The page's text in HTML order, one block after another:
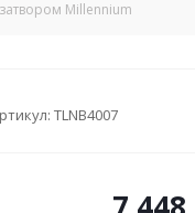
Millennium
TLNB4007